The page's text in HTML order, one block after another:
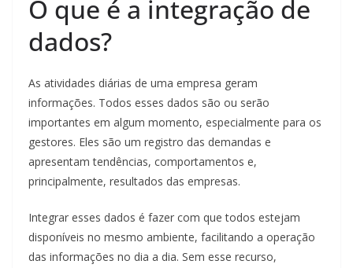
O que é a integração de
dados?
As atividades diárias de uma empresa geram
informações. Todos esses dados são ou serão
importantes em algum momento, especialmente para os
gestores. Eles são um registro das demandas e
apresentam tendências, comportamentos e,
principalmente, resultados das empresas.
Integrar esses dados é fazer com que todos estejam
disponíveis no mesmo ambiente, facilitando a operação
das informações no dia a dia. Sem esse recurso,